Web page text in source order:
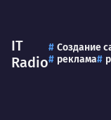
IT
Radio
Создание
реклама